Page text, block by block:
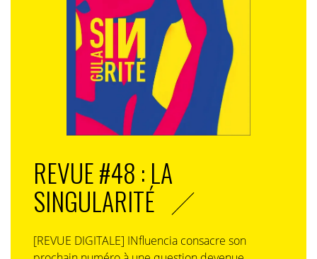
REVUE #48 : LA
SINGULARITÉ
[REVUE DIGITALE] INfluencia consacre son